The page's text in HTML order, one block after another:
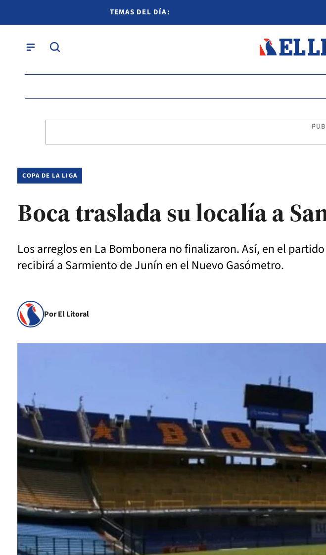
TEMAS DEL DÍA:
COPA DE LA LIGA
Boca traslada su localía a
Los arreglos en La Bombonera no finalizaron. Así, en el
recibirá a Sarmiento de Junín en el Nuevo Gasómetro.
Por El Litoral